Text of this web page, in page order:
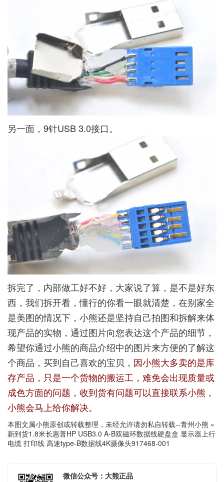
另一面，9针USB 3.0接口。
拆完了，内部做工好不好，大家说了算，是不是好东
西，我们拆开看，懂行的你看一眼就清楚，在别家全
是美图的情况下，小熊还是坚持自己拍图和拆解来体
现产品的实物，通过图片向您表达这个产品的细节，
希望你通过小熊的商品介绍中的图片来方便的了解这
个商品，买到自己喜欢的宝贝， 因小熊大多卖的是库
存产品，只是一个货物的搬运工，难免会出现质量或
成色方面的问题，收到货有问题可以直接联系小熊，
小熊会马上给你解决。
本图文属小熊原创或转载整理，未经允许请勿私自转载--青州小熊 »
新到货1.8米长惠普HP USB3.0 A-B双磁环数据线硬盘盒 显示器上行
电缆 打印线 高速type-B数据线4K摄像头917468-001
微信公众号：大熊正品